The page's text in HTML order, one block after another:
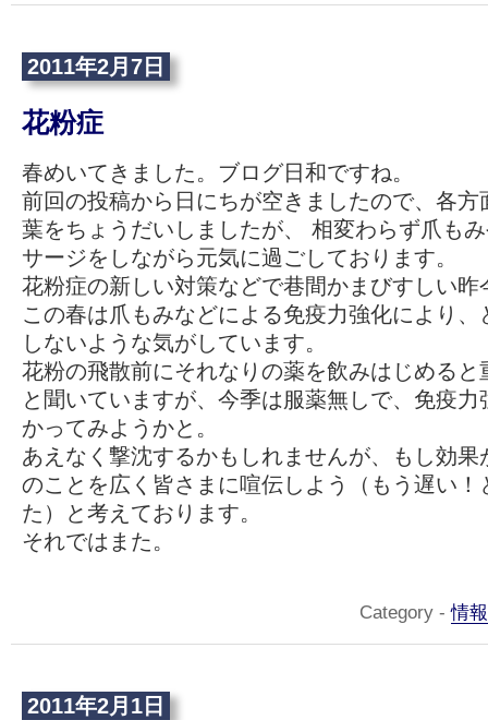
2011年2月7日
花粉症
春めいてきました。ブログ日和ですね。
前回の投稿から日にちが空きましたので、各方
葉をちょうだいしましたが、 相変わらず爪も
サージをしながら元気に過ごしております。
花粉症の新しい対策などで巷間かまびすしい昨
この春は爪もみなどによる免疫力強化により
しないような気がしています。
花粉の飛散前にそれなりの薬を飲みはじめると
と聞いていますが、今季は服薬無しで、免疫
かってみようかと。
あえなく撃沈するかもしれませんが、もし効
のことを広く皆さまに喧伝しよう（もう遅い！
た）と考えております。
それではまた。
Category -情報
2011年2月1日